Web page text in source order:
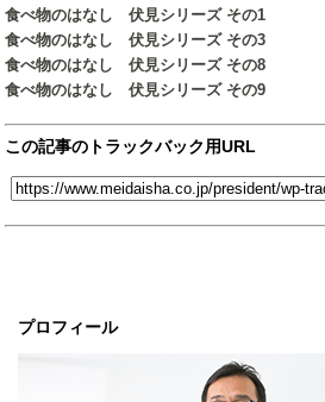
プロフィール
食べ物のはなし 伏見シリーズ その1
食べ物のはなし 伏見シリーズ その3
食べ物のはなし 伏見シリーズ その8
食べ物のはなし 伏見シリーズ その9
この記事のトラックバック用URL